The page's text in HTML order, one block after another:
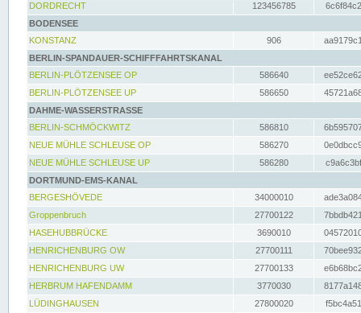
DORDRECHT
123456785
BODENSEE
KONSTANZ
906
BERLIN-SPANDAUER-SCHIFFFAHRTSKANAL
BERLIN-PLÖTZENSEE OP
586640
BERLIN-PLÖTZENSEE UP
586650
DAHME-WASSERSTRASSE
BERLIN-SCHMÖCKWITZ
586810
NEUE MÜHLE SCHLEUSE OP
586270
NEUE MÜHLE SCHLEUSE UP
586280
DORTMUND-EMS-KANAL
BERGESHÖVEDE
34000010
Groppenbruch
27700122
HASEHUBBRÜCKE
3690010
HENRICHENBURG OW
27700111
HENRICHENBURG UW
27700133
HERBRUM HAFENDAMM
3770030
LÜDINGHAUSEN
27800020